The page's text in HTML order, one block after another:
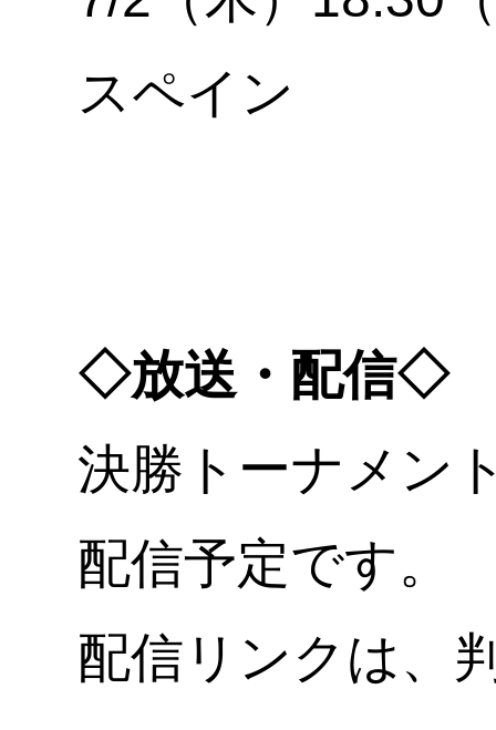
スペイン
◇放送・配信◇
決勝トーナメン
配信予定です。
配信リンクは、